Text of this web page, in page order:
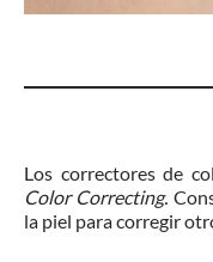
Los correctores de
Color Correcting.
la piel para corregir